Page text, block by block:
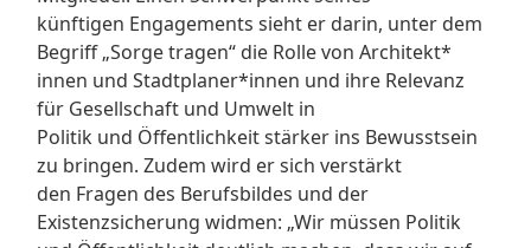
künftigen Engagements sieht er darin, unter dem
Begriff „Sorge tragen“ die Rolle von Architekt*
innen und Stadtplaner*innen und ihre Relevanz
für Gesellschaft und Umwelt in
Politik und Öffentlichkeit stärker ins Bewusstsein
zu bringen. Zudem wird er sich verstärkt
den Fragen des Berufsbildes und der
Existenzsicherung widmen: „Wir müssen Politik